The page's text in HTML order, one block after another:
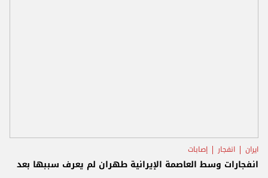
ايران انفجار إصابات
انفجارات وسط العاصمة الإيرانية طهران لم يعرف سببها بعد